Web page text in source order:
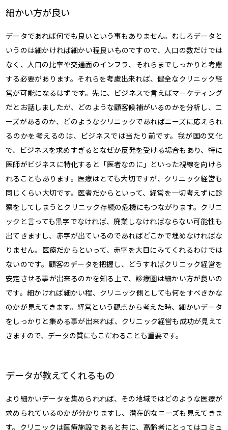
細かい方が良い
データであれば何でも良いという事もありません。むしろデータと
いうのは細かければ細かい程良いものですので、人口の数だけでは
なく、人口の比率や交通面のインフラ、それらまでしっかりと考慮
する必要があります。それらを考慮出来れば、健全なクリニック経
営が可能になるはずです。先に、ビジネスで言えばマーケティング
だとお話しましたが、どのような顧客候補がいるのかを分析し、ニ
ーズがあるのか、どのようなクリニックであればニーズに応えられ
るのかを考えるのは、ビジネスでは当たり前です。我が国の文化
で、ビジネスを求めすぎるとなぜか反発を受ける場合もあり、特に
医師がビジネスに特化すると「医者なのに」といった視線を向けら
れることもあります。医療はとても大切ですが、クリニック経営も
同じくらい大切です。医者だからといって、経営を一切考えずに診
察をしてしまうとクリニック存続の危機にもつながります。クリニ
ックと言っても黒字でなければ、廃業しなければならない可能性も
出てきますし、赤字が出ているのであればどこかで埋めなければな
りません。医療だからといって、赤字を大目にみてくれるわけでは
ないのです。顧客のデータを把握し、どうすればクリニック経営を
安定させる事が出来るのかを知る上で、診療圏は細かい方が良いの
です。細かければ細かい程、クリニック側としても何をすべきかな
のかが見えてきます。経営という観点から考えた時、細かいデータ
をしっかりと集める事が出来れば、クリニック経営も成功が見えて
きますので、データの質にもこだわることも重要です。
データが教えてくれるもの
より細かいデータを集められれば、その地域ではどのような医療が
求められているのかが分かりますし、潜在的なニーズも見えてきま
す。クリニックは医療施設であると共に、高齢者にとってはコミュ